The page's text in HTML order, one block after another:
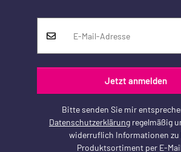
Jetzt anmelden
Bitte senden Sie mir
Datenschutzerklärung regelmäßig
widerruflich Informationen zu
Produktsortiment per E-